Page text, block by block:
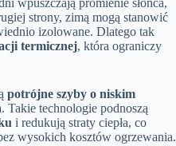
wpuszczają promienie słońca,
strony, zimą mogą stanowić
izolowane. Dlatego tak
termicznej, która ograniczy
potrójne szyby o niskim
. Takie technologie podnoszą
i redukują straty ciepła, co
wysokich kosztów ogrzewania.